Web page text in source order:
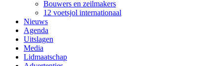
Bouwers en zeilmakers
12 voetsjol internationaal
Nieuws
Agenda
Uitslagen
Media
Lidmaatschap